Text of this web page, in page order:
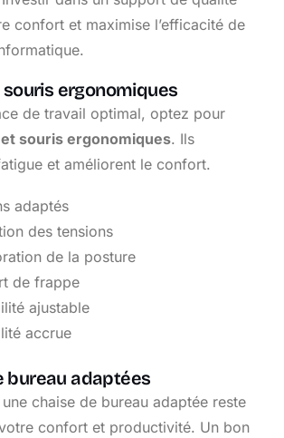
confort et maximise l’efficacité de
ergonomiques
de travail optimal, optez pour
souris ergonomiques. Ils
et améliorent le confort.
adaptés
des tensions
de la posture
de frappe
ajustable
accrue
bureau adaptées
chaise de bureau adaptée reste
confort et productivité. Un bon